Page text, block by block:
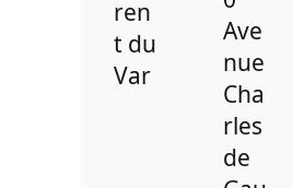
ren
t du
Var
Ave
nue
Cha
rles
de